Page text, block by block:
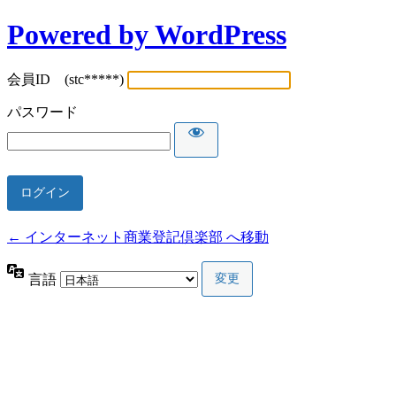
Powered by WordPress
会員ID (stc*****)
パスワード
← インターネット商業登記倶楽部 へ移動
言語